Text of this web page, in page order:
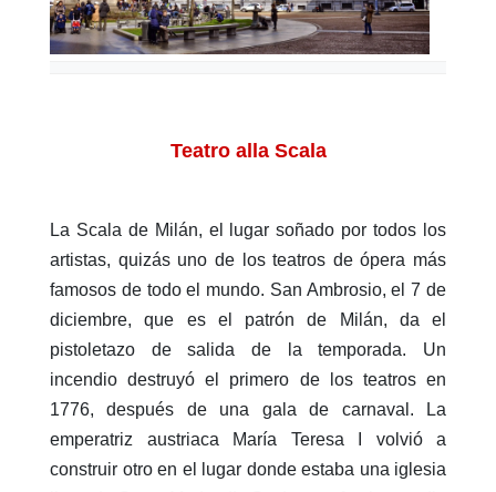
Teatro alla Scala
La Scala de Milán, el lugar soñado por todos los
artistas, quizás uno de los teatros de ópera más
famosos de todo el mundo. San Ambrosio, el 7 de
diciembre, que es el patrón de Milán, da el
pistoletazo de salida de la temporada. Un
incendio destruyó el primero de los teatros en
1776, después de una gala de carnaval. La
emperatriz austriaca María Teresa I volvió a
construir otro en el lugar donde estaba una iglesia